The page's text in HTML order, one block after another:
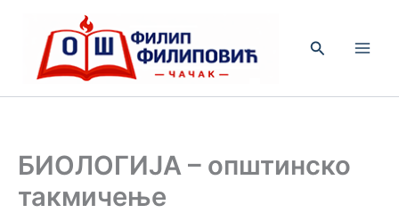
садржај
Претрага
БИОЛОГИЈА – општинско
такмичење